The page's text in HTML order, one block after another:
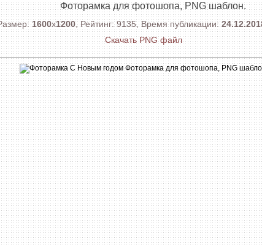
Фоторамка для фотошопа, PNG шаблон.
1600x1200, Рейтинг: 9135, Время публикации:
Скачать PNG файл